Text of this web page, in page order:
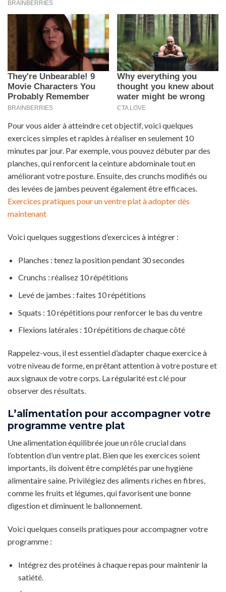
Pour vous aider à atteindre cet objectif, voici quelques
exercices simples et rapides à réaliser en seulement 10
minutes par jour. Par exemple, vous pouvez débuter par des
planches, qui renforcent la ceinture abdominale tout en
améliorant votre posture. Ensuite, des crunchs modifiés ou
des levées de jambes peuvent également être efficaces.
Exercices pratiques pour un ventre plat à adopter dès
maintenant
Voici quelques suggestions d’exercices à intégrer :
Planches : tenez la position pendant 30 secondes
Crunchs : réalisez 10 répétitions
Levé de jambes : faites 10 répétitions
Squats : 10 répétitions pour renforcer le bas du ventre
Flexions latérales : 10 répétitions de chaque côté
Rappelez-vous, il est essentiel d’adapter chaque exercice à
votre niveau de forme, en prêtant attention à votre posture et
aux signaux de votre corps. La régularité est clé pour
observer des résultats.
L’alimentation pour accompagner votre
programme ventre plat
Une alimentation équilibrée joue un rôle crucial dans
l’obtention d’un ventre plat. Bien que les exercices soient
importants, ils doivent être complétés par une hygiène
alimentaire saine. Privilégiez des aliments riches en fibres,
comme les fruits et légumes, qui favorisent une bonne
digestion et diminuent le ballonnement.
Voici quelques conseils pratiques pour accompagner votre
programme :
Intégrez des protéines à chaque repas pour maintenir la
satiété.